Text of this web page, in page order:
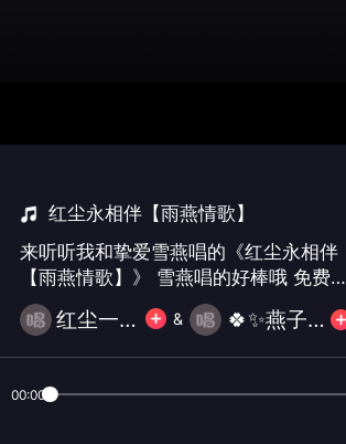
红尘永相伴【雨燕情歌】
来听听我和挚爱雪燕唱的《红尘永相伴
【雨燕情歌】》 雪燕唱的好棒哦 免费花
花评论走起 感谢朋友们 感谢大家支持
红尘一梦 & 🍀✨燕子✨🍀
00:00